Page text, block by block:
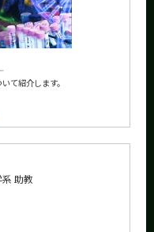
て紹介します。
助教